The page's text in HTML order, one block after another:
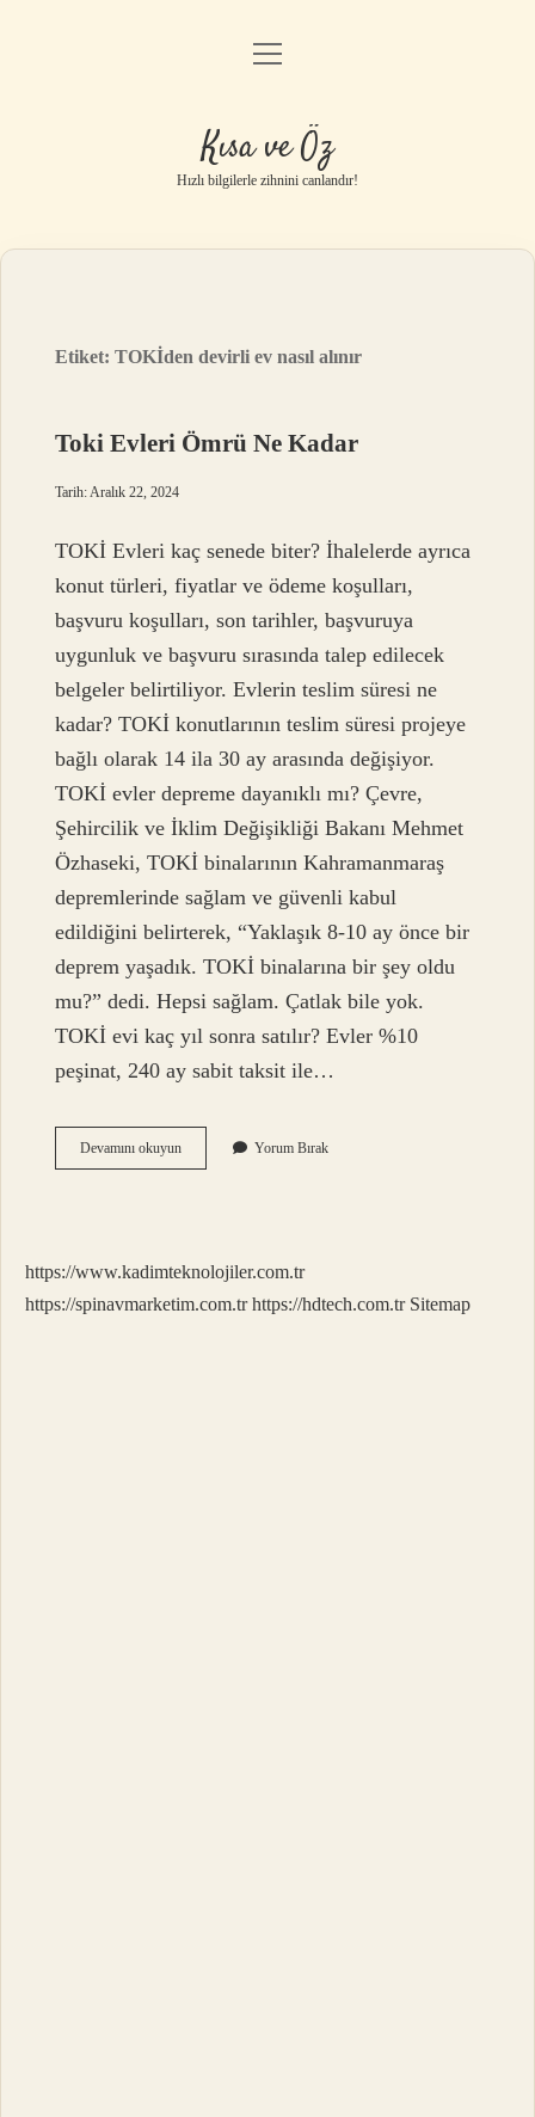
Anasayfa
Gizlilik Politikası
Yasal Uyarı
menüyü
Kısa ve Öz
Hızlı bilgilerle zihnini canlandır!
Etiket:TOKİden devirli ev nasıl alınır
Toki Evleri Ömrü Ne Kadar
Tarih: Aralık 22, 2024
TOKİ Evleri kaç senede biter? İhalelerde ayrıca
konut türleri, fiyatlar ve ödeme koşulları,
başvuru koşulları, son tarihler, başvuruya
uygunluk ve başvuru sırasında talep edilecek
belgeler belirtiliyor. Evlerin teslim süresi ne
kadar? TOKİ konutlarının teslim süresi projeye
bağlı olarak 14 ila 30 ay arasında değişiyor.
TOKİ evler depreme dayanıklı mı? Çevre,
Şehircilik ve İklim Değişikliği Bakanı Mehmet
Özhaseki, TOKİ binalarının Kahramanmaraş
depremlerinde sağlam ve güvenli kabul
edildiğini belirterek, “Yaklaşık 8-10 ay önce bir
deprem yaşadık. TOKİ binalarına bir şey oldu
mu?” dedi. Hepsi sağlam. Çatlak bile yok.
TOKİ evi kaç yıl sonra satılır? Evler %10
peşinat, 240 ay sabit taksit ile…
Devamını okuyunToki
Evleri
Yorum Bırak
https://www.kadimteknolojiler.com.tr
https://spinavmarketim.com.tr https://hdtech.com.tr Sitemap